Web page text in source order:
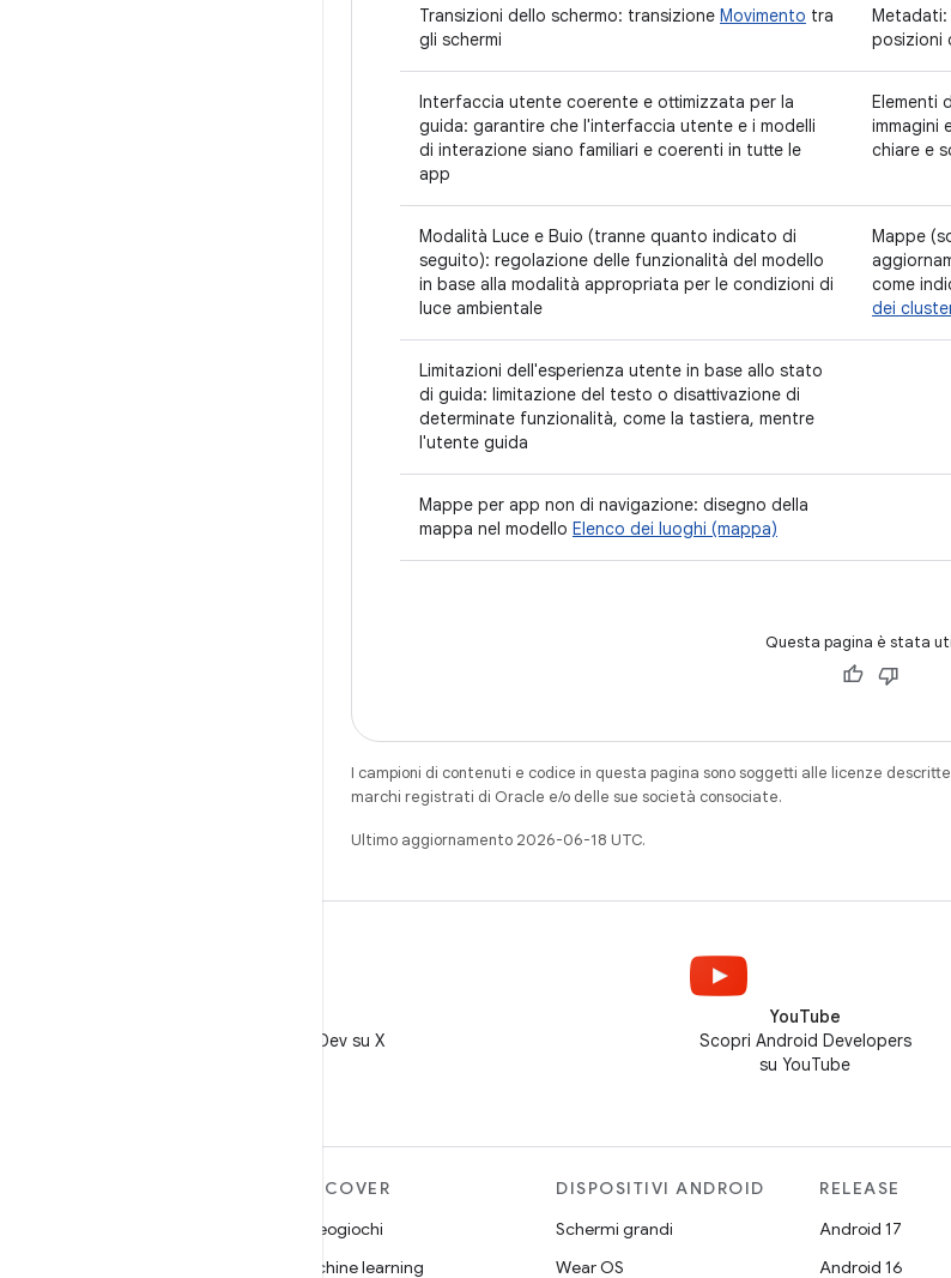
Transizioni dello schermo: transizione Movimento tra
gli schermi
posizioni
Interfaccia utente coerente e ottimizzata per la
guida: garantire che l'interfaccia utente e i modelli
di interazione siano familiari e coerenti in tutte le
app
Elementi
immagini
chiare e
Modalità Luce e Buio (tranne quanto indicato di
seguito): regolazione delle funzionalità del modello
in base alla modalità appropriata per le condizioni di
luce ambientale
Mappe
come
dei
Limitazioni dell'esperienza utente in base allo stato
di guida: limitazione del testo o disattivazione di
determinate funzionalità, come la tastiera, mentre
l'utente guida
Mappe per app non di navigazione: disegno della
mappa nel modello Elenco dei luoghi (mappa)
Questa pagina è stata
I campioni di contenuti e codice in questa pagina sono soggetti alle licenze
marchi registrati di Oracle e/o delle sue società consociate.
Ultimo aggiornamento 2026-06-18 UTC.
Segui @AndroidDev su X
YouTube
Scopri Android Developers
su YouTube
DISCOVER
Videogiochi
Machine learning
DISPOSITIVI ANDROID
Schermi grandi
Wear OS
RELEASE
Android 17
Android 16